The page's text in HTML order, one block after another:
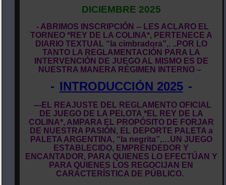
DICIEMBRE 2025
- ABRIMOS INSCRIPCIÓN -- LES ACLARO EL
TORNEO *REY DE LA COLINA*, PERTENECE A
DIARIO TEXTUAL “la cimbradora”,. ..POR LO
TANTO LA REGLAMENTACIÓN PARA LA
INTERVENCIÓN DE JUEGO AL MISMO ES DE
NUESTRA MANERA RÉGIMEN INTERNO –
- INTRODUCCIÓN 2025 -
---EL REAJUSTE DEL REGLAMENTO OFICIAL
DE JUEGO DE LA PELOTA *EL REY DE LA
COLINA*, AMPARA EL PROPÓSITO DE FORJAR
DE NUESTRA PASIÓN, EL DEPORTE PALETA a
PALETA ARGENTINA, “la negrita”,…UN JUEGO
ESTABLECIDO, EMPRENDEDOR Y
ENCANTADOR, PARA QUIENES LO EFECTÚAN Y
PARA QUIENES LOS REGOCIJAN EN
CARACTERÍSTICA DE PÚBLICO.